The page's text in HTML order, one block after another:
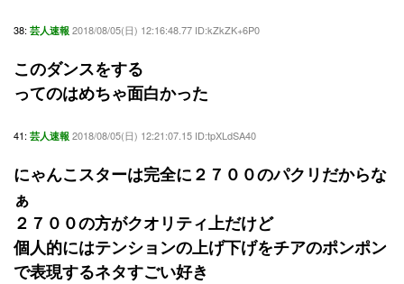
38: 芸人速報 2018/08/05(日) 12:16:48.77 ID:kZkZK+6P0
このダンスをする
ってのはめちゃ面白かった
41: 芸人速報 2018/08/05(日) 12:21:07.15 ID:tpXLdSA40
にゃんこスターは完全に２７００のパクリだからな
ぁ
２７００の方がクオリティ上だけど
個人的にはテンションの上げ下げをチアのポンポン
で表現するネタすごい好き